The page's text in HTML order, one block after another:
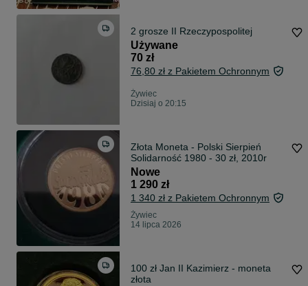
2 grosze II Rzeczypospolitej
Używane
70 zł
76,80 zł z Pakietem Ochronnym
Żywiec
Dzisiaj o 20:15
Złota Moneta - Polski Sierpień
Solidarność 1980 - 30 zł, 2010r
Nowe
1 290 zł
1 340 zł z Pakietem Ochronnym
Żywiec
14 lipca 2026
100 zł Jan II Kazimierz - moneta
złota